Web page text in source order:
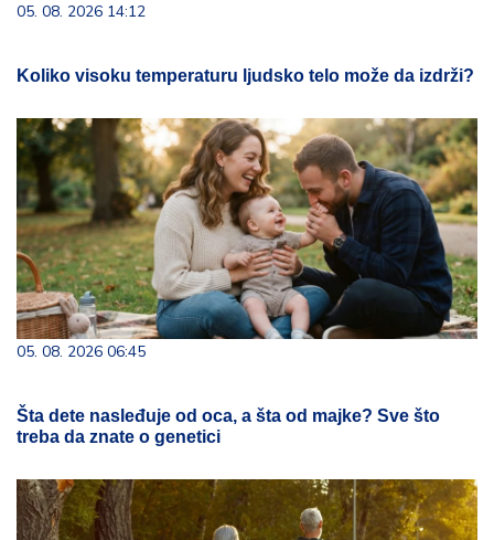
05. 08. 2026 14:12
Koliko visoku temperaturu ljudsko telo može da izdrži?
05. 08. 2026 06:45
Šta dete nasleđuje od oca, a šta od majke? Sve što
treba da znate o genetici